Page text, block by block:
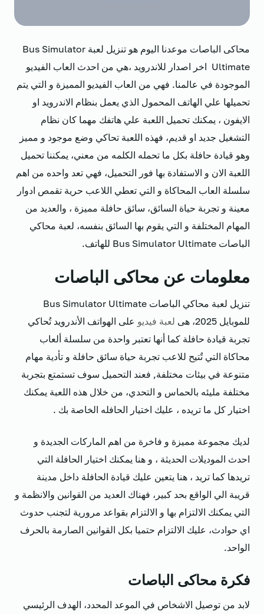
محاكى الباصات موعدنا اليوم هو تنزيل لعبة Bus Simulator
Ultimate اخر اصدار للاندرويد ،هي من احدث العاب الفيديو
الموجودة في عالمنا. فهي من العاب الفيديو المميزة و التي يتم
تحميلها علي الهاتف المحمول الذي يعمل بنظام الاندرويد او
الايفون ، يمكنك تحميل اللعبة علي هاتفك مهما كان نظام
التشغيل جديد او قديم، فهذه اللعبة تحاكي وضع موجود و مميز
وهو قيادة حافلة بكل ما تحمله الكلمه من معني، يمكننا تحميل
اللعبة الان و الاستفادة بها فور التحميل، فهي تعد واحده من اهم
سلسلة العاب المحاكاة و التي تعطي اللاعب حرية تقمص ادوار
معينة و تجربة حياة السائق، سائق حافلة مميزة ، والعديد من
المهام المختلفة و التي يقوم بها السائق بنفسه، لعبة محاكي
الباصات Bus Simulator Ultimate للهاتف.
معلومات عن محاكى الباصات
تنزيل لعبة محاكي الباصات Bus Simulator Ultimate
للموبايل 2025، هى
لعبة فيديو على الهواتف الأندرويد تُحاكي
تجربة قيادة حافلة كما أنها تعتبر واحدة من سلسلة ألعاب
محاكاة التي تٌتيح للاعب تجربة حياة سائق حافلة و تأدية مهام
متنوعة في بيئات مختلفة, فعند التحميل سوف تستمتع بتجربة
مختلفة مليئه بالحماس و التحدي، من خلال هذه اللعبة يمكنك
اختيار كل ما تريده ، عليك اختيار الحافله الخاصة بك .
لديك مجموعة مميزة و فاخرة من اهم الماركات الجديدة و
احدث الموديلات الحديثة ، و هنا يمكنك اختيار الحافلة التي
تريدها كما تريد ، هنا يتعين عليك قيادة الحافلة داخل مدينة
قريبة الي الواقع بحد كبير، فهناك العديد من القوانين والانظمة و
التي يمكنك الالتزام بها و الالتزام بقواعد مرورية لتجنب حدوث
اي حوادث، عليك الالتزام حتميا بكل القوانين الصارمة بالحرف
الواحد.
فكرة محاكى الباصات
لابد من توصيل الاشخاص في الموعد المحدد، الهدف الرئيسي